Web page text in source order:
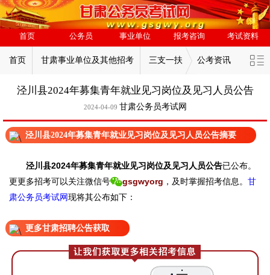
首页 公务员 事业单位 报考咨询 考试资料
首页 甘肃事业单位及其他招考 三支一扶 公考资讯
泾川县2024年募集青年就业见习岗位及见习人员公告
2024-04-09 甘肃公务员考试网
泾川县2024年募集青年就业见习岗位及见习人员公告摘要
泾川县2024年募集青年就业见习岗位及见习人员公告已公布。
更更多招考可以关注微信号 gsgwyorg ， 及时掌握招考信息。 甘
肃公务员考试网现将其公布如下：
更多甘肃招聘公告获取